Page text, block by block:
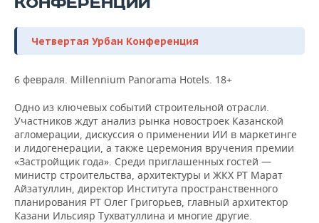
Четвертая Урбан Конференция
6 февраля. Millennium Panorama Hotels. 18+
Одно из ключевых событий строительной отрасли.
Участников ждут анализ рынка новостроек Казанской
агломерации, дискуссия о применении ИИ в маркетинге
и лидогенерации, а также церемония вручения премии
«Застройщик года». Среди приглашенных гостей —
министр строительства, архитектуры и ЖКХ РТ Марат
Айзатуллин, директор Института пространственного
планирования РТ Олег Григорьев, главный архитектор
Казани Ильсияр Тухватуллина и многие другие.